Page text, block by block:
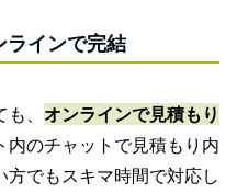
インで完結
、 オンラインで見積もり
内のチャットで見積もり内
でもスキマ時間で対応し